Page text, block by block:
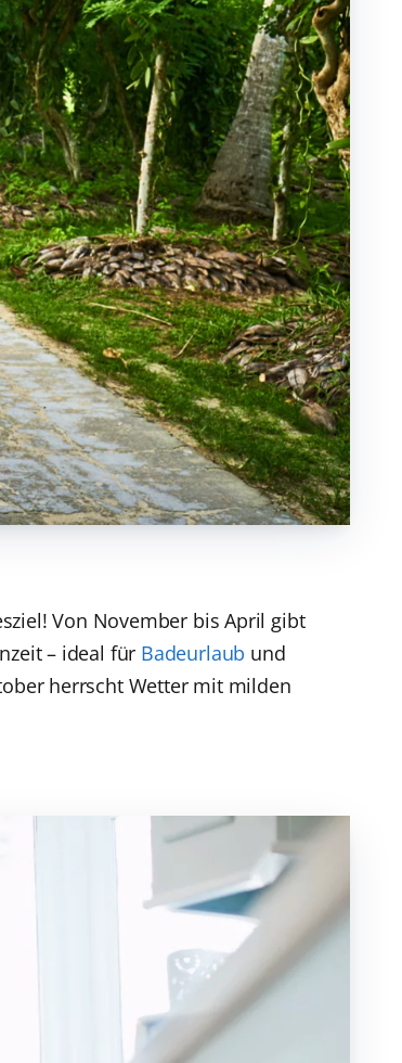
Von November bis April gibt
– ideal für Badeurlaub und
herrscht Wetter mit milden